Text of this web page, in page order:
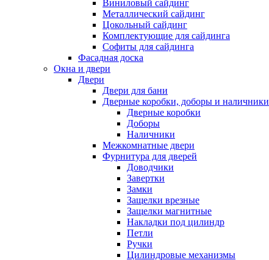
Виниловый сайдинг
Металлический сайдинг
Цокольный сайдинг
Комплектующие для сайдинга
Софиты для сайдинга
Фасадная доска
Окна и двери
Двери
Двери для бани
Дверные коробки, доборы и наличники
Дверные коробки
Доборы
Наличники
Межкомнатные двери
Фурнитура для дверей
Доводчики
Завертки
Замки
Защелки врезные
Защелки магнитные
Накладки под цилиндр
Петли
Ручки
Цилиндровые механизмы